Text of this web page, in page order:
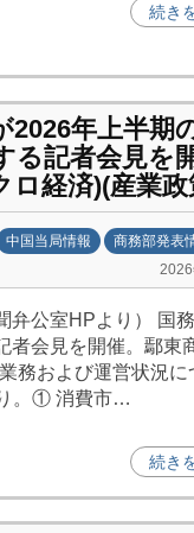
続き
2026年上半期
記者会見を開
ロ経済)(産業政
中国当局情報 商務部発表
公室HPより） 国
者会見を開催。鄢東
務および運営状況に
。① 消費市…
続き